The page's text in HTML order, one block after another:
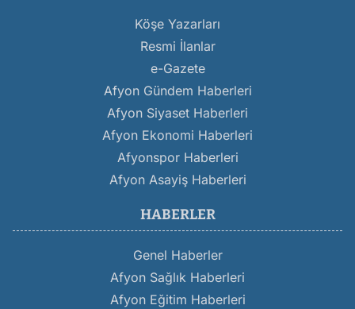
Köşe Yazarları
Resmi İlanlar
e-Gazete
Afyon Gündem Haberleri
Afyon Siyaset Haberleri
Afyon Ekonomi Haberleri
Afyonspor Haberleri
Afyon Asayiş Haberleri
HABERLER
Genel Haberler
Afyon Sağlık Haberleri
Afyon Eğitim Haberleri